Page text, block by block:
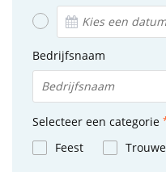
Bedrijfsnaam
Selecteer een categorie
Feest